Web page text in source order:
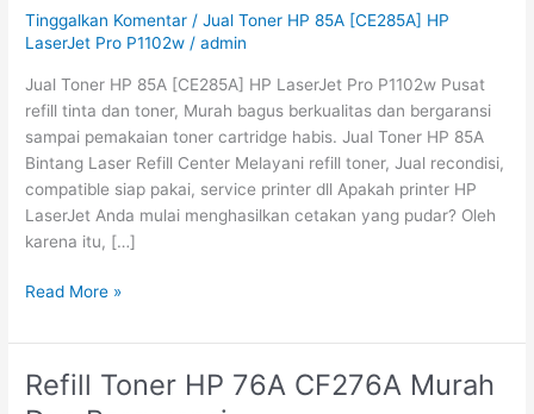
Tinggalkan Komentar /Jual Toner HP 85A [CE285A] HP
LaserJet Pro P1102w /admin
Jual Toner HP 85A [CE285A] HP LaserJet Pro P1102w Pusat
refill tinta dan toner, Murah bagus berkualitas dan bergaransi
sampai pemakaian toner cartridge habis. Jual Toner HP 85A
Bintang Laser Refill Center Melayani refill toner, Jual recondisi,
compatible siap pakai, service printer dll Apakah printer HP
LaserJet Anda mulai menghasilkan cetakan yang pudar? Oleh
karena itu, […]
85A
[CE285A]
LaserJet
Pro
P1102w
Read More »
Refill Toner HP 76A CF276A Murah
Refill
Toner